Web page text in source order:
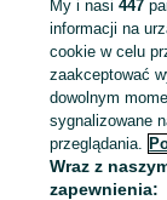
KATEGORIA
ID:1059543949
My i nasi447
informacji na
cookie w celu
zaakceptować
dowolnym
sygnalizowane
przeglądania.
Wraz z
zapewnienia: